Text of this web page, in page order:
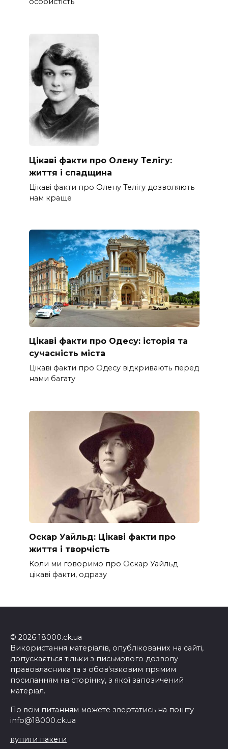
Цікаві факти про Олену Телігу:
життя і спадщина
Цікаві факти про Олену Телігу дозволяють
нам краще
Цікаві факти про Одесу: історія та
сучасність міста
Цікаві факти про Одесу відкривають перед
нами багату
Оскар Уайльд: Цікаві факти про
життя і творчість
Коли ми говоримо про Оскар Уайльд
цікаві факти, одразу
© 2026 18000.ck.ua
Використання матеріалів, опублікованих на сайті,
допускається тільки з письмового дозволу
правовласника та з обов'язковим прямим
посиланням на сторінку, з якої запозичений
матеріал.
По всім питанням можете звертатись на пошту
info@18000.ck.ua
купити пакети